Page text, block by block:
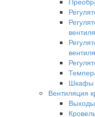
Шкафы
Вентиляция